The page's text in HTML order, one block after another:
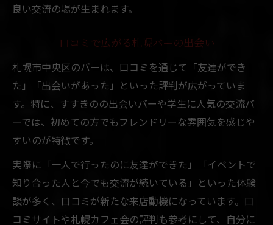
良い交流の場が生まれます。
口コミで広がる札幌バーの出会い
札幌市中央区のバーは、口コミを通じて「友達ができ
た」「出会いがあった」といった評判が広がっていま
す。特に、すすきのの出会いバーや学生に人気の交流バ
ーでは、初めての方でもフレンドリーな雰囲気を感じや
すいのが特徴です。
実際に「一人で行ったのに友達ができた」「イベントで
知り合った人と今でも交流が続いている」といった体験
談が多く、口コミが新たな来店動機になっています。口
コミサイトや札幌カフェ会の評判も参考にして、自分に